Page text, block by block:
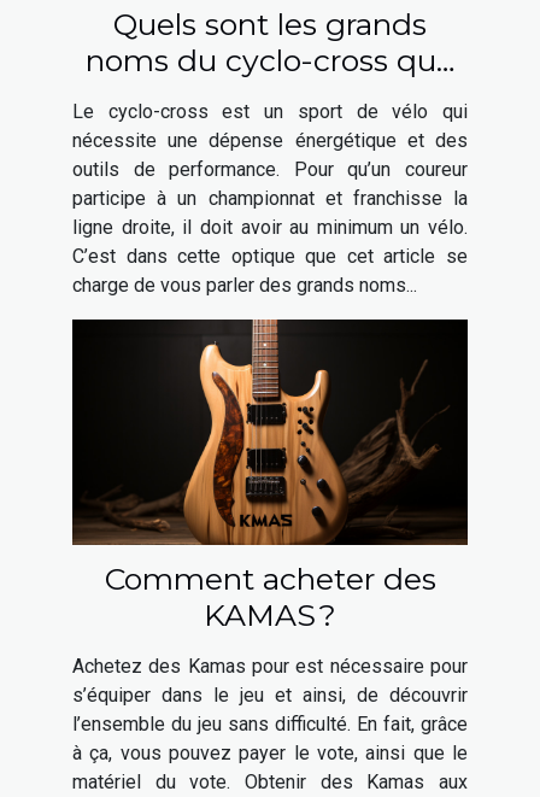
Quels sont les grands
noms du cyclo-cross que
vous pouvez choisir ?
Le cyclo-cross est un sport de vélo qui
nécessite une dépense énergétique et des
outils de performance. Pour qu’un coureur
participe à un championnat et franchisse la
ligne droite, il doit avoir au minimum un vélo.
C’est dans cette optique que cet article se
charge de vous parler des grands noms...
Comment acheter des
KAMAS ?
Achetez des Kamas pour est nécessaire pour
s’équiper dans le jeu et ainsi, de découvrir
l’ensemble du jeu sans difficulté. En fait, grâce
à ça, vous pouvez payer le vote, ainsi que le
matériel du vote. Obtenir des Kamas aux